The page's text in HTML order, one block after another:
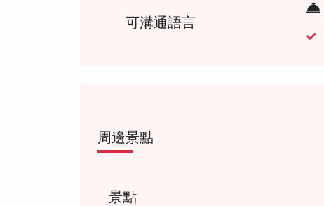
可溝通語言
周邊景點
景點